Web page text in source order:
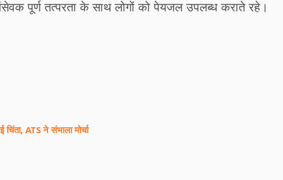
पूर्ण तत्परता के साथ लोगों को पेयजल उपलब्ध कराते रहे।
ATS ने संभाला मोर्चा